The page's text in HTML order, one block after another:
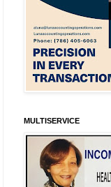
MULTISERVICE